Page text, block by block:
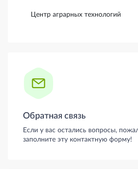
Центр аграрных технологий
Обратная связь
Если у вас остались вопросы,
заполните эту контактную форму!